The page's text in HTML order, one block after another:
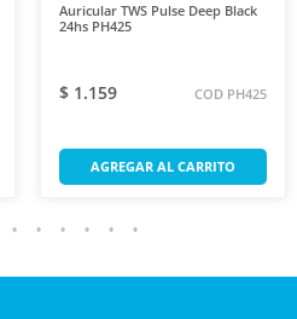
Auricular TWS Pulse Deep Black
24hs PH425
$ 1.159 COD PH425
AGREGAR AL CARRITO